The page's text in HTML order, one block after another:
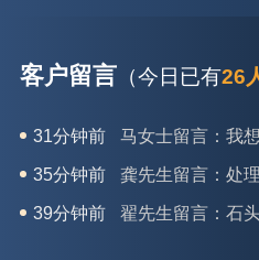
客户留言（今日已有26
35分钟前 龚先生留言：处理河石
39分钟前 翟先生留言：石
42分钟前 蒋先生留言：硬